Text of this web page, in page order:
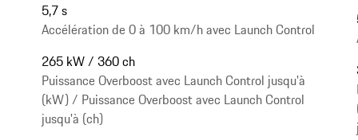
5,7 s
Accélération de 0 à 100 km/h avec Launch Control
265 kW / 360 ch
Puissance Overboost avec Launch Control jusqu'à
(kW) / Puissance Overboost avec Launch Control
jusqu'à (ch)